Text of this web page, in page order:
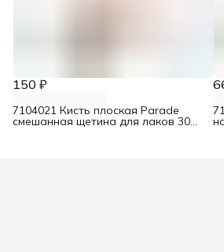
150 ₽
7104021 Кисть плоская Parade
смешанная щетина для лаков 30